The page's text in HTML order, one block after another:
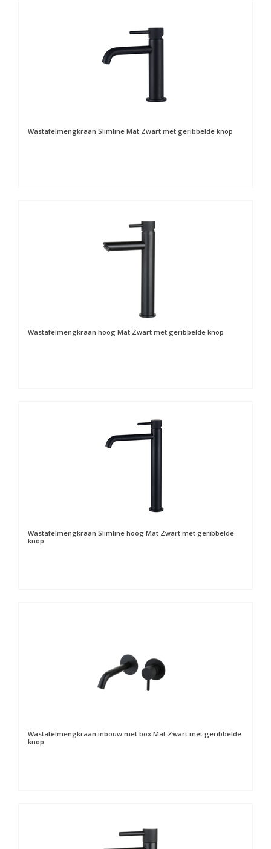
Wastafelmengkraan Slimline Mat Zwart met geribbelde knop
Wastafelmengkraan hoog Mat Zwart met geribbelde knop
Wastafelmengkraan Slimline hoog Mat Zwart met geribbelde
knop
Wastafelmengkraan inbouw met box Mat Zwart met geribbelde
knop